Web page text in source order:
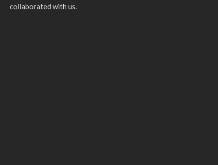
collaborated with us.